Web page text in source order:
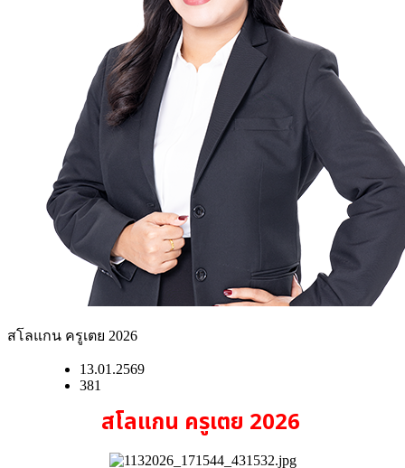
สโลแกน ครูเตย 2026
13.01.2569
381
สโลแกน ครูเตย 2026